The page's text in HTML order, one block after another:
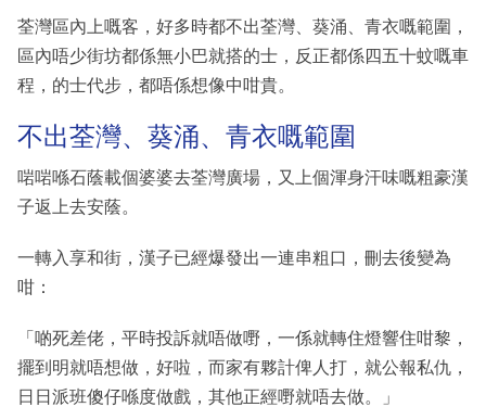
區
荃灣區內上嘅客，好多時都不出荃灣、葵涌、青衣嘅範圍，
區內唔少街坊都係無小巴就搭的士，反正都係四五十蚊嘅車
程，的士代步，都唔係想像中咁貴。
不出荃灣、葵涌、青衣嘅範圍
啱啱喺石蔭載個婆婆去荃灣廣場，又上個渾身汗味嘅粗豪漢
子返上去安蔭。
一轉入享和街，漢子已經爆發出一連串粗口，刪去後變為
咁：
「啲死差佬，平時投訴就唔做嘢，一係就轉住燈響住咁黎，
擺到明就唔想做，好啦，而家有夥計俾人打，就公報私仇，
日日派班傻仔喺度做戲，其他正經嘢就唔去做。」